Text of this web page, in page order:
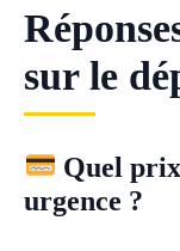
sur le
Quel
urgence ?